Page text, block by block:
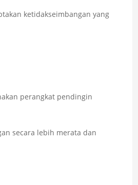
ketidakseimbangan yang
perangkat pendingin
secara lebih merata dan